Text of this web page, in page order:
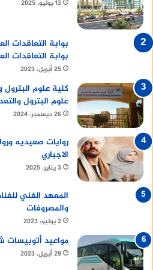
13 يوليو، 2025
بوابة التعاقدات
بوابة التعاقدات
25 أبريل، 2023
كلية علوم
علوم البترول
26 ديسمبر، 2024
روايات صعيديه
الاجباري
3 يناير، 2025
المعهد الفني
والمصروفات
2 يوليو، 2023
مواعيد أتوبيسات
29 أبريل، 2023